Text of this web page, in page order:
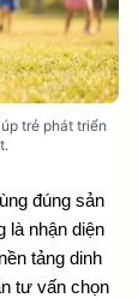
trẻ phát triển
đúng sản
là nhận diện
tảng dinh
tư vấn chọn